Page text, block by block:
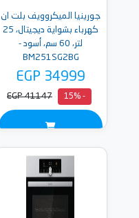
جورينيا الميكروويف بلت ان
كهرباء بشواية ديجيتال، 25
لتر، 60 سم، أسود -
BM251SG2BG
EGP 34999
- 15%
EGP 41147